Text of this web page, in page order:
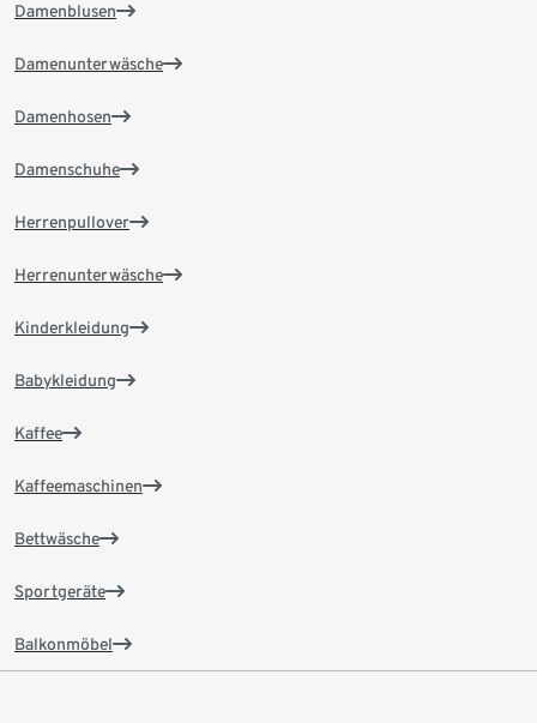
Damenblusen
Damenunterwäsche
Damenhosen
Damenschuhe
Herrenpullover
Herrenunterwäsche
Kinderkleidung
Babykleidung
Kaffee
Kaffeemaschinen
Bettwäsche
Sportgeräte
Balkonmöbel